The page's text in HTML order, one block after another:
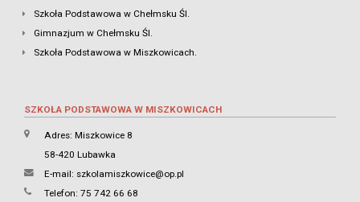
Szkoła Podstawowa w Chełmsku Śl.
Gimnazjum w Chełmsku Śl.
Szkoła Podstawowa w Miszkowicach.
SZKOŁA PODSTAWOWA W MISZKOWICACH
Adres: Miszkowice 8
58-420 Lubawka
E-mail: szkolamiszkowice@op.pl
Telefon: 75 742 66 68